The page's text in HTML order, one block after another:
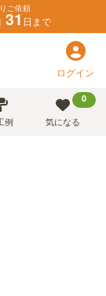
ご依頼
31日まで
ログイン
例
0
気になる